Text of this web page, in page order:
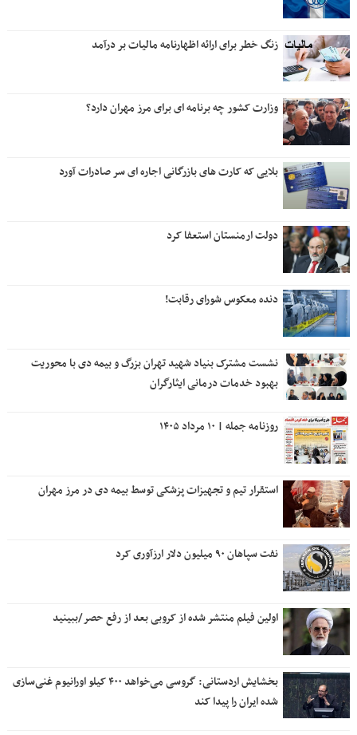
زنگ خطر برای ارائه اظهارنامه مالیات بر درآمد
وزارت کشور چه برنامه ای برای مرز مهران دارد؟
بلایی که کارت های بازرگانی اجاره ای سر صادرات آورد
دولت ارمنستان استعفا کرد
دنده معکوس شورای رقابت!
نشست مشترک بنیاد شهید تهران بزرگ و بیمه دی با محوریت
بهبود خدمات درمانی ایثارگران
روزنامه جمله | ۱۰ مرداد ۱۴۰۵
استقرار تیم و تجهیزات پزشکی توسط بیمه دی در مرز مهران
نفت سپاهان ۹۰ میلیون دلار ارزآوری کرد
اولین فیلم منتشر شده از کروبی بعد از رفع حصر/ببینید
بخشایش اردستانی: گروسی می‌خواهد ۴۰۰ کیلو اورانیوم غنی‌سازی
شده ایران را پیدا کند